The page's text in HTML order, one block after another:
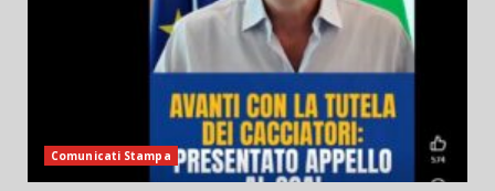
Comunicati Stampa